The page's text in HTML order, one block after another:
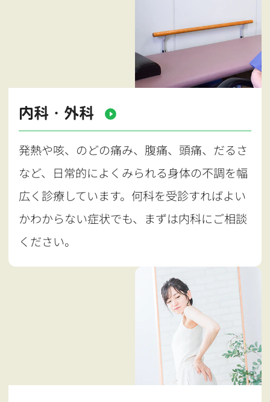
内科・外科
発熱や咳、のどの痛み、腹痛、頭痛、だるさ
など、日常的によくみられる身体の不調を幅
広く診療しています。何科を受診すればよい
かわからない症状でも、まずは内科にご相談
ください。